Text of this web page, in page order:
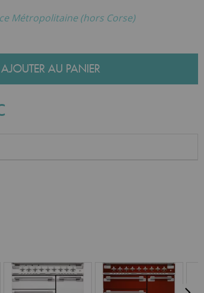
Métropolitaine (hors Corse)
AJOUTER AU PANIER